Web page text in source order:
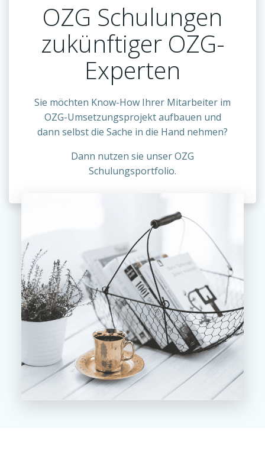
OZG Schulungen
zukünftiger OZG-
Experten
Sie möchten Know-How Ihrer Mitarbeiter im
OZG-Umsetzungsprojekt aufbauen und
dann selbst die Sache in die Hand nehmen?
Dann nutzen sie unser OZG
Schulungsportfolio.